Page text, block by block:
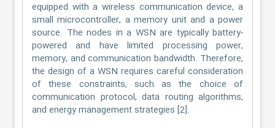
equipped with a wireless communication device, a
small microcontroller, a memory unit and a power
source. The nodes in a WSN are typically battery-
powered and have limited processing power,
memory, and communication bandwidth. Therefore,
the design of a WSN requires careful consideration
of these constraints, such as the choice of
communication protocol, data routing algorithms,
and energy management strategies [2].